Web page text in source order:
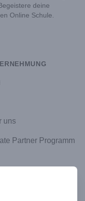
deine
Online Schule.
uns
Partner Programm